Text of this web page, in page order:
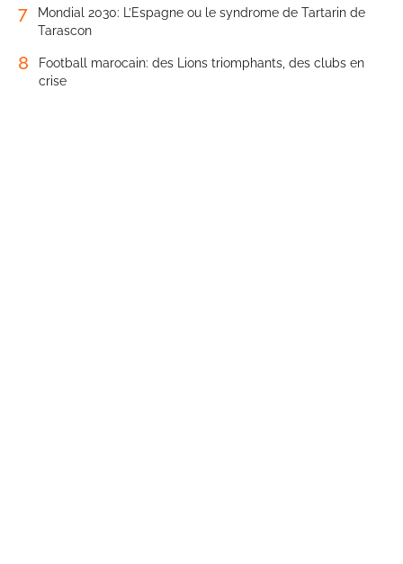
7
Mondial 2030: L’Espagne ou le syndrome de Tartarin de
Tarascon
8
Football marocain: des Lions triomphants, des clubs en
crise